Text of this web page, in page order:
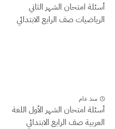
أسئلة امتحان الشهر الثاني
الرياضيات صف الرابع الابتدائي
منذ عام
أسئلة امتحان الشهر الأول اللغة
العربية صف الرابع الابتدائي